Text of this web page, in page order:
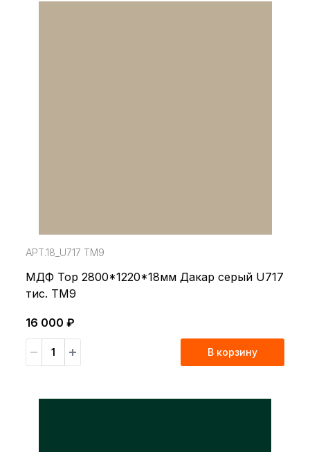
АРТ.18_U717 TM9
МДФ Top 2800*1220*18мм Дакар серый U717
тис. TM9
16 000 ₽
В корзину